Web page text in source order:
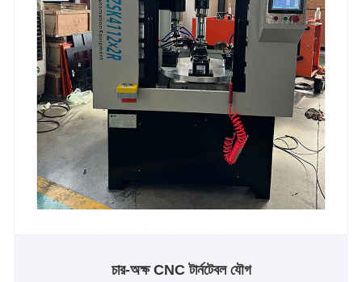
চার-অক্ষ CNC টার্নটেবল যৌগ